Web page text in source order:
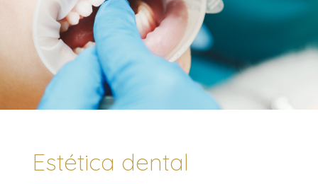
Estética dental